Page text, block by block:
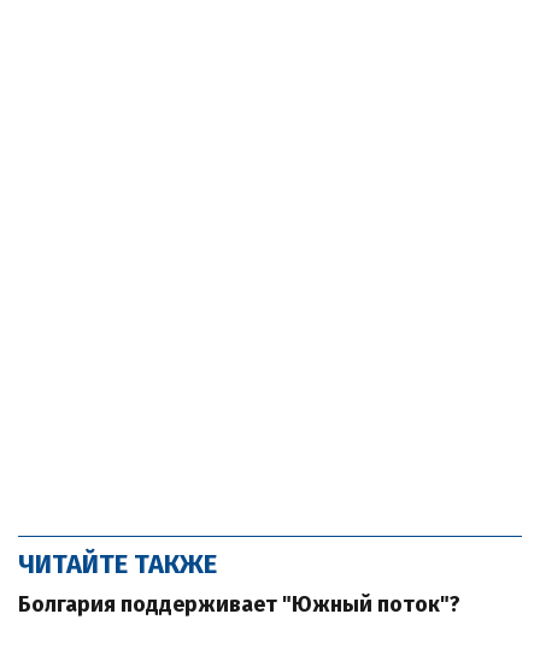
ЧИТАЙТЕ ТАКЖЕ
Болгария поддерживает "Южный поток"?